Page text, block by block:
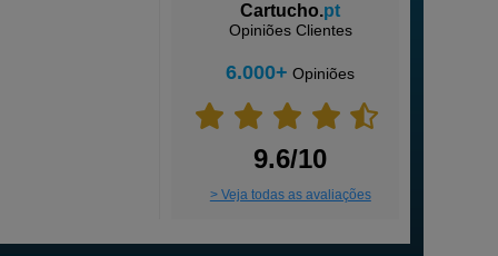
Cartucho.pt
Opiniões Clientes
6.000+ Opiniões
9.6/10
> Veja todas as avaliações